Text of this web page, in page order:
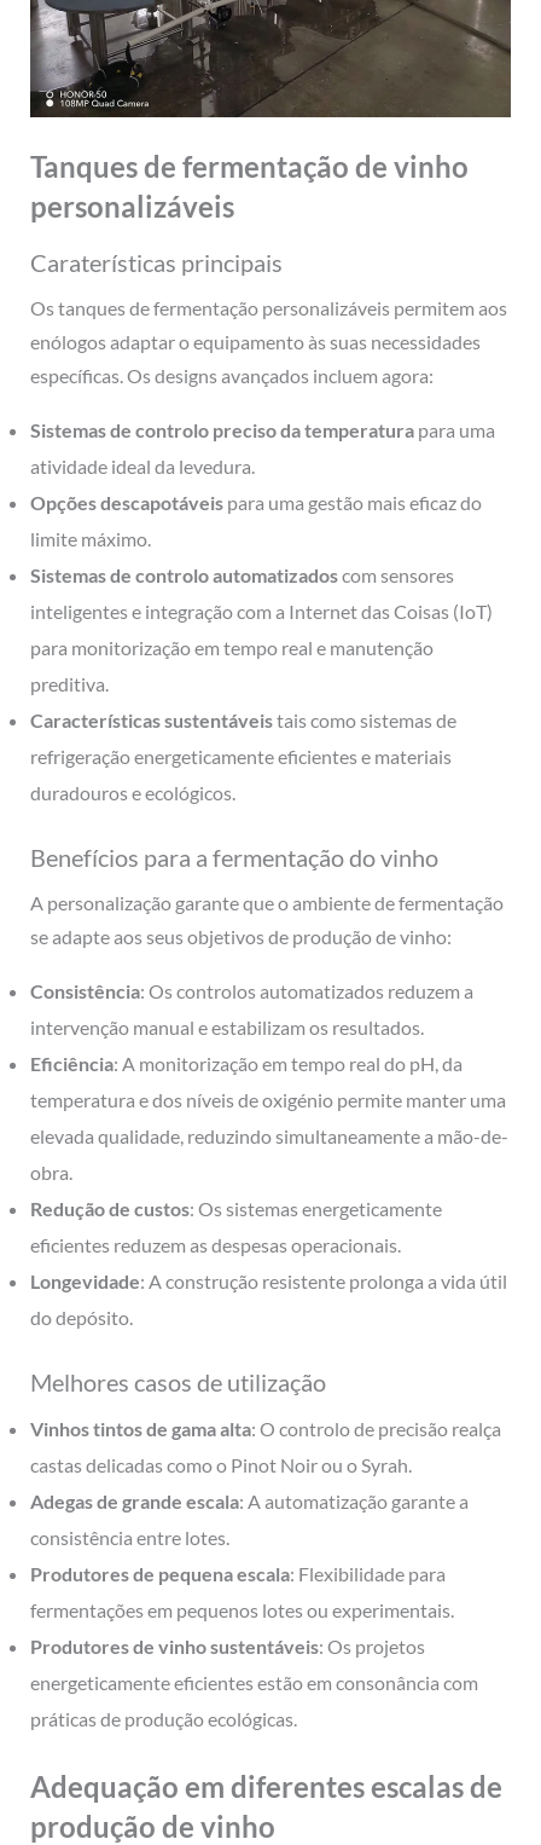
Tanques de fermentação de vinho
personalizáveis
Caraterísticas principais
Os tanques de fermentação personalizáveis permitem aos
enólogos adaptar o equipamento às suas necessidades
específicas. Os designs avançados incluem agora:
Sistemas de controlo preciso da temperaturapara uma
atividade ideal da levedura.
Opções descapotáveispara uma gestão mais eficaz do
limite máximo.
Sistemas de controlo automatizadoscom sensores
inteligentes e integração com a Internet das Coisas (IoT)
para monitorização em tempo real e manutenção
preditiva.
Características sustentáveistais como sistemas de
refrigeração energeticamente eficientes e materiais
duradouros e ecológicos.
Benefícios para a fermentação do vinho
A personalização garante que o ambiente de fermentação
se adapte aos seus objetivos de produção de vinho:
Consistência: Os controlos automatizados reduzem a
intervenção manual e estabilizam os resultados.
Eficiência: A monitorização em tempo real do pH, da
temperatura e dos níveis de oxigénio permite manter uma
elevada qualidade, reduzindo simultaneamente a mão-de-
obra.
Redução de custos: Os sistemas energeticamente
eficientes reduzem as despesas operacionais.
Longevidade: A construção resistente prolonga a vida útil
do depósito.
Melhores casos de utilização
Vinhos tintos de gama alta: O controlo de precisão realça
castas delicadas como o Pinot Noir ou o Syrah.
Adegas de grande escala: A automatização garante a
consistência entre lotes.
Produtores de pequena escala: Flexibilidade para
fermentações em pequenos lotes ou experimentais.
Produtores de vinho sustentáveis: Os projetos
energeticamente eficientes estão em consonância com
práticas de produção ecológicas.
Adequação em diferentes escalas de
produção de vinho